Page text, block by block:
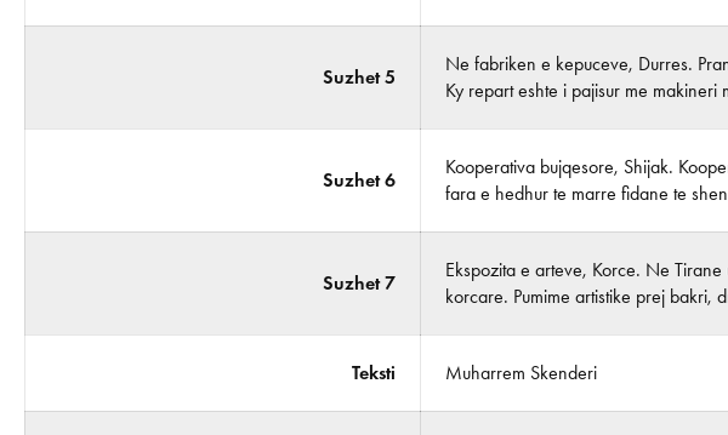
Suzhet 5
Ne fabriken e kepuceve, Durres.
Ky repart eshte i pajisur me
Suzhet 6
Kooperativa bujqesore, Shijak.
fara e hedhur te marre fidane te
Suzhet 7
Ekspozita e arteve, Korce. Ne
korcare. Pumime artistike prej bakri,
Teksti Muharrem Skenderi